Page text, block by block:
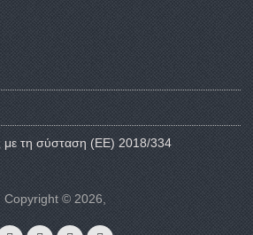
τη σύσταση (ΕΕ) 2018/334
Copyright © 2026,